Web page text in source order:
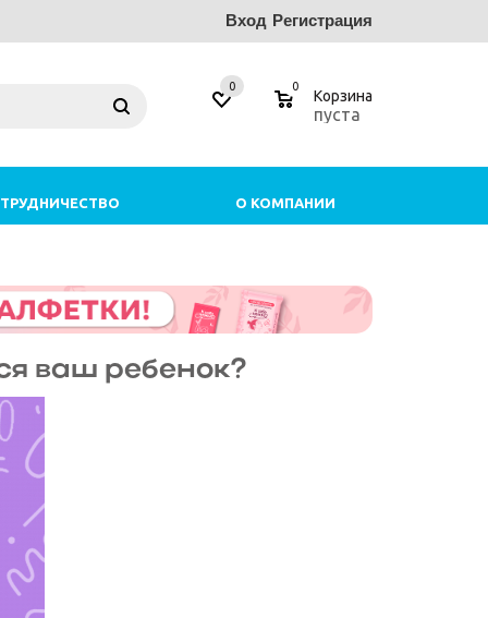
Вход Регистрация
0 0
Корзина
пуста
О КОМПАНИИ
ваш ребенок?